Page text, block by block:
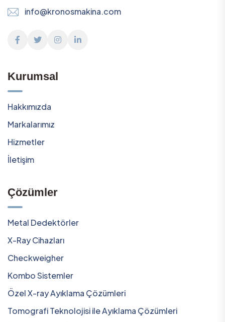
info@kronosmakina.com
Kurumsal
Hakkımızda
Markalarımız
Hizmetler
İletişim
Çözümler
Metal Dedektörler
X-Ray Cihazları
Checkweigher
Kombo Sistemler
Özel X-ray Ayıklama Çözümleri
Tomografi Teknolojisi ile Ayıklama Çözümleri